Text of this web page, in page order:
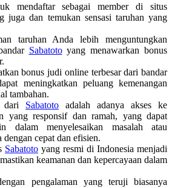
mendaftar sebagai member di situs
juga dan temukan sensasi taruhan yang
taruhan Anda lebih menguntungkan
Sabatotoyang menawarkan bonus
bonus judi online terbesar dari bandar
meningkatkan peluang kemenangan
tambahan.
dari Sabatoto adalah adanya akses ke
yang responsif dan ramah, yang dapat
dalam menyelesaikan masalah atau
dengan cepat dan efisien.
Sabatoto yang resmi di Indonesia menjadi
keamanan dan kepercayaan dalam
pengalaman yang teruji biasanya